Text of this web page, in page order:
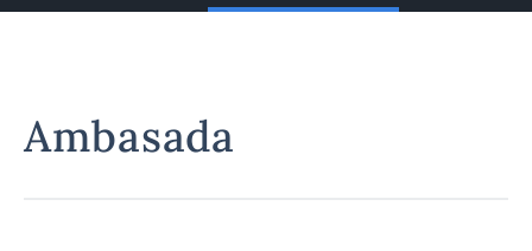
Ambasada